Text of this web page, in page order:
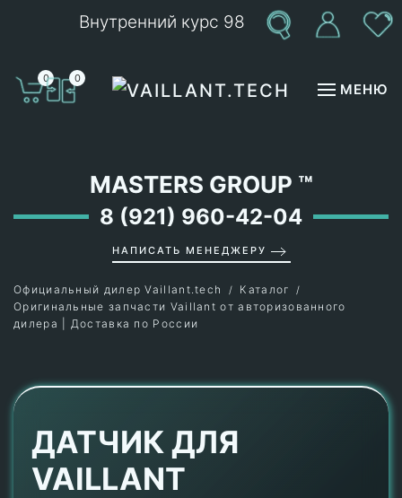
Внутренний курс 98
0 0
МЕНЮ
MASTERS GROUP ™
8 (921) 960-42-04
НАПИСАТЬ МЕНЕДЖЕРУ
Официальный дилер Vaillant.tech
Каталог
Оригинальные запчасти Vaillant от авторизованного
дилера | Доставка по России
ДАТЧИК ДЛЯ
VAILLANT